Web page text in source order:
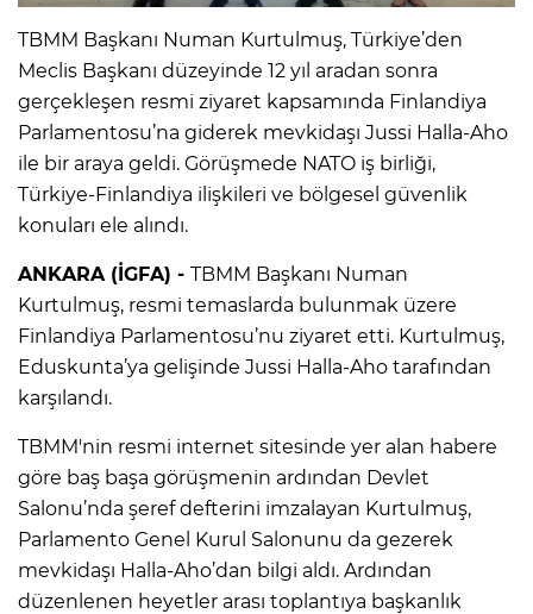
TBMM Başkanı Numan Kurtulmuş, Türkiye’den
Meclis Başkanı düzeyinde 12 yıl aradan sonra
gerçekleşen resmi ziyaret kapsamında Finlandiya
Parlamentosu’na giderek mevkidaşı Jussi Halla-Aho
ile bir araya geldi. Görüşmede NATO iş birliği,
Türkiye-Finlandiya ilişkileri ve bölgesel güvenlik
konuları ele alındı.
ANKARA (İGFA) - TBMM Başkanı Numan
Kurtulmuş, resmi temaslarda bulunmak üzere
Finlandiya Parlamentosu’nu ziyaret etti. Kurtulmuş,
Eduskunta’ya gelişinde Jussi Halla-Aho tarafından
karşılandı.
TBMM'nin resmi internet sitesinde yer alan habere
göre baş başa görüşmenin ardından Devlet
Salonu’nda şeref defterini imzalayan Kurtulmuş,
Parlamento Genel Kurul Salonunu da gezerek
mevkidaşı Halla-Aho’dan bilgi aldı. Ardından
düzenlenen heyetler arası toplantıya başkanlık